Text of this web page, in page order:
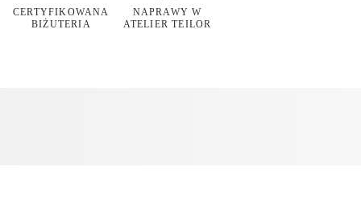
CERTYFIKOWANA
BIŻUTERIA
NAPRAWY W
ATELIER TEILOR